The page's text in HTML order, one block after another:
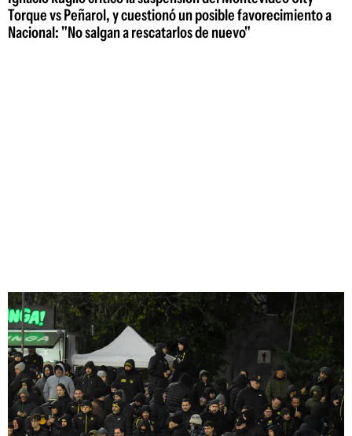
Torque vs Peñarol, y cuestionó un posible favorecimiento a
Nacional: "No salgan a rescatarlos de nuevo"